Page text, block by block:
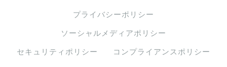
プライバシーポリシー
ソーシャルメディアポリシー
セキュリティポリシー コンプライアンスポリシー